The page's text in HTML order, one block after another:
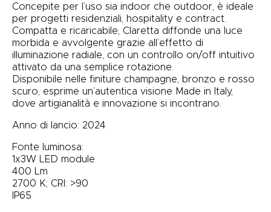
Concepite per l’uso sia indoor che outdoor, è ideale
per progetti residenziali, hospitality e contract.
Compatta e ricaricabile, Claretta diffonde una luce
morbida e avvolgente grazie all’effetto di
illuminazione radiale, con un controllo on/off intuitivo
attivato da una semplice rotazione.
Disponibile nelle finiture champagne, bronzo e rosso
scuro, esprime un’autentica visione Made in Italy,
dove artigianalità e innovazione si incontrano.
Anno di lancio: 2024
Fonte luminosa:
1x3W LED module
400 Lm
2700 K; CRI: >90
IP65